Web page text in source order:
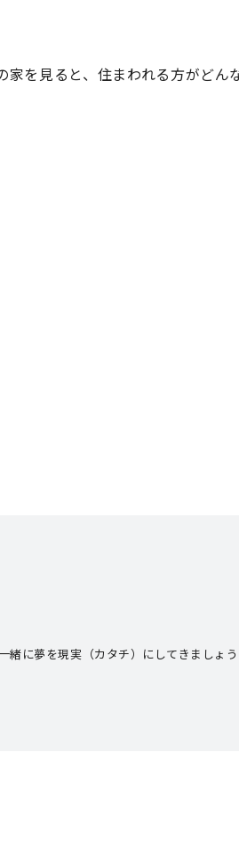
を見ると、住まわれる方がどん
緒に夢を現実（カタチ）にしてきましょう